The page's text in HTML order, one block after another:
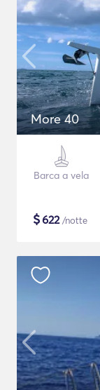
More 40
Barca a vela
$622/notte